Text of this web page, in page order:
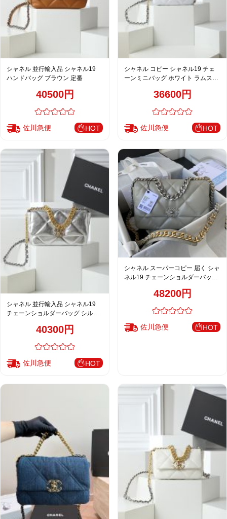
シャネル 並行輸入品 シャネル19
ハンドバッグ ブラウン 定番
40500円
佐川急便 HOT
シャネル コピー シャネル19 チェ
ーンミニバッグ ホワイト ラムスキ
36600円
佐川急便 HOT
シャネル 並行輸入品 シャネル19
チェーンショルダーバッグ シルバ
40300円
佐川急便 HOT
シャネル スーパーコピー 届く シャ
ネル19 チェーンショルダーバッグ
48200円
佐川急便 HOT